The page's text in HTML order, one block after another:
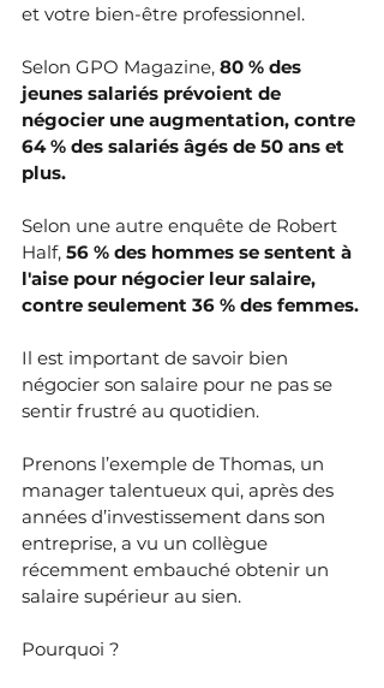
et votre bien-être professionnel.
Selon GPO Magazine, 80 % des
jeunes salariés prévoient de
négocier une augmentation, contre
64 % des salariés âgés de 50 ans et
plus.
Selon une autre enquête de Robert
Half, 56 % des hommes se sentent à
l'aise pour négocier leur salaire,
contre seulement 36 % des femmes.
Il est important de savoir bien
négocier son salaire pour ne pas se
sentir frustré au quotidien.
Prenons l’exemple de Thomas, un
manager talentueux qui, après des
années d’investissement dans son
entreprise, a vu un collègue
récemment embauché obtenir un
salaire supérieur au sien.
Pourquoi ?